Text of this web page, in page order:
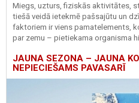
Miegs, uzturs, fiziskās aktivitātes,
tiešā veidā ietekmē pašsajūtu un
faktoriem ir viens pamatelements,
par zemu – pietiekama organisma
JAUNA SEZONA – JAUNA
NEPIECIEŠAMS PAVASARĪ